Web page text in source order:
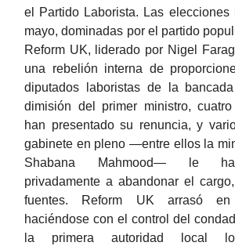
el Partido Laborista. Las
mayo, dominadas por el partido
Reform UK, liderado por Nigel
una rebelión interna de
diputados laboristas de la
dimisión del primer ministro,
han presentado su renuncia, y
gabinete en pleno —entre ellos la
Shabana Mahmood— le
privadamente a abandonar el
fuentes. Reform UK arrasó
haciéndose con el control del
la primera autoridad local